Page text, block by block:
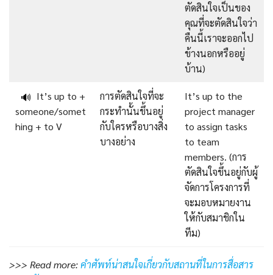
ตัดสินใจเป็นของ
คุณที่จะตัดสินใจว่า
คืนนี้เราจะออกไป
ข้างนอกหรืออยู่
บ้าน)
🔊 It’s up to +
someone/somet
hing + to V
การตัดสินใจที่จะ
กระทำนั้นขึ้นอยู่
กับใครหรือบางสิ่ง
บางอย่าง
It’s up to the
project manager
to assign tasks
to team
members. (การ
ตัดสินใจขึ้นอยู่กับผู้
จัดการโครงการที่
จะมอบหมายงาน
ให้กับสมาชิกใน
ทีม)
>>> Read more:คำศัพท์น่าสนใจเกี่ยวกับสถานที่ในการสื่อสาร